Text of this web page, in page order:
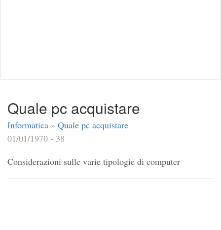
Quale pc acquistare
Informatica » Quale pc acquistare
01/01/1970 - 38
Considerazioni sulle varie tipologie di computer